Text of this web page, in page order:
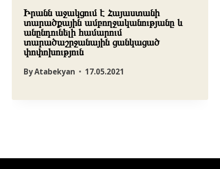
Իրանն աջակցում է Հայաստանի
տարածքային ամբողջականությանը և
անընդունելի համարում
տարածաշրջանային ցանկացած
փոփոխություն
ByAtabekyan 17.05.2021